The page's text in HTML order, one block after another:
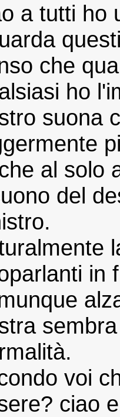
a tutti ho
che
ho
suona
al solo
del
in
voi
ciao